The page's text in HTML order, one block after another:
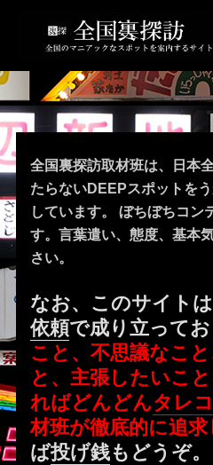
全国裏探訪取材班は、日本
たらないDEEPスポットを
しています。 ぼちぼちコン
す。言葉遣い、態度、基本
さい。
なお、このサイト
依頼で成り立って
こと、不思議なこ
と、主張したいこ
ればどんどんタレ
材班が徹底的に追求
ば投げ銭もどうぞ。